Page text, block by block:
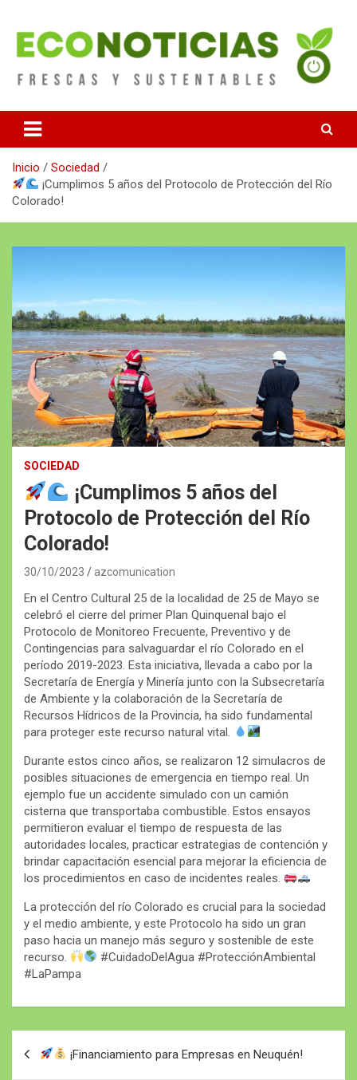
contenido
Econoticias
Inicio
Sociedad
¡Cumplimos 5 años del Protocolo de Protección del Río
Colorado!
SOCIEDAD
¡Cumplimos 5 años del
Protocolo de Protección del Río
Colorado!
30/10/2023 azcomunication
En el Centro Cultural 25 de la localidad de 25 de Mayo se
celebró el cierre del primer Plan Quinquenal bajo el
Protocolo de Monitoreo Frecuente, Preventivo y de
Contingencias para salvaguardar el río Colorado en el
período 2019-2023. Esta iniciativa, llevada a cabo por la
Secretaría de Energía y Minería junto con la Subsecretaría
de Ambiente y la colaboración de la Secretaría de
Recursos Hídricos de la Provincia, ha sido fundamental
para proteger este recurso natural vital.
Durante estos cinco años, se realizaron 12 simulacros de
posibles situaciones de emergencia en tiempo real. Un
ejemplo fue un accidente simulado con un camión
cisterna que transportaba combustible. Estos ensayos
permitieron evaluar el tiempo de respuesta de las
autoridades locales, practicar estrategias de contención y
brindar capacitación esencial para mejorar la eficiencia de
los procedimientos en caso de incidentes reales.
La protección del río Colorado es crucial para la sociedad
y el medio ambiente, y este Protocolo ha sido un gran
paso hacia un manejo más seguro y sostenible de este
recurso.
#CuidadoDelAgua #ProtecciónAmbiental
#LaPampa
Navegación
¡Financiamiento para Empresas en Neuquén!